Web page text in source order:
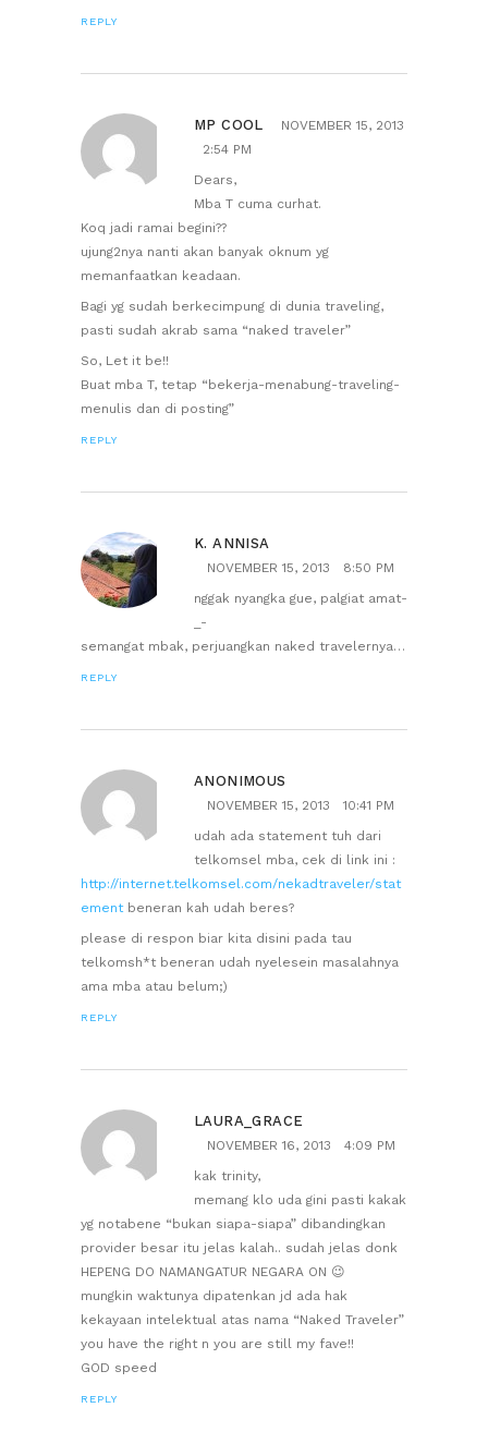
REPLY
MP COOL
NOVEMBER 15, 2013
2:54 PM
Dears,
Mba T cuma curhat.
Koq jadi ramai begini??
ujung2nya nanti akan banyak oknum yg
memanfaatkan keadaan.
Bagi yg sudah berkecimpung di dunia traveling,
pasti sudah akrab sama “naked traveler”
So, Let it be!!
Buat mba T, tetap “bekerja-menabung-traveling-
menulis dan di posting”
REPLY
K. ANNISA
NOVEMBER 15, 2013
8:50 PM
nggak nyangka gue, palgiat amat-
_-
semangat mbak, perjuangkan naked travelernya…
REPLY
ANONIMOUS
NOVEMBER 15, 2013
10:41 PM
udah ada statement tuh dari
telkomsel mba, cek di link ini :
http://internet.telkomsel.com/nekadtraveler/stat
ementbeneran kah udah beres?
please di respon biar kita disini pada tau
telkomsh*t beneran udah nyelesein masalahnya
ama mba atau belum;)
REPLY
LAURA_GRACE
NOVEMBER 16, 2013
4:09 PM
kak trinity,
memang klo uda gini pasti kakak
yg notabene “bukan siapa-siapa” dibandingkan
provider besar itu jelas kalah.. sudah jelas donk
HEPENG DO NAMANGATUR NEGARA ON 😉
mungkin waktunya dipatenkan jd ada hak
kekayaan intelektual atas nama “Naked Traveler”
you have the right n you are still my fave!!
GOD speed
REPLY